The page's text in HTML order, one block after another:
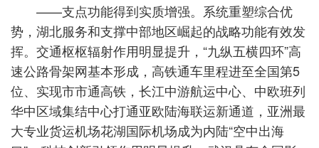
——支点功能得到实质增强。系统重塑综合优
势，湖北服务和支撑中部地区崛起的战略功能有效发
挥。交通枢枢辐射作用明显提升，“九纵五横四环”高
速公路骨架网基本形成，高铁通车里程进至全国第5
位、实现市市通高铁，长江中游航运中心、中欧班列
华中区域集结中心打通亚欧陆海联运新通道，亚洲最
大专业货运机场花湖国际机场成为内陆“空中出海